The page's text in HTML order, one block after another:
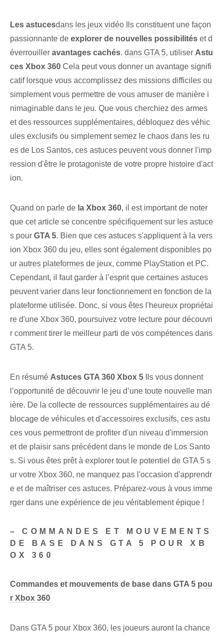
Les astucesdans les jeux vidéo Ils constituent une façon
passionnante de explorer de nouvelles possibilités et d
éverrouiller avantages cachés. dans GTA 5, utiliser Astu
ces Xbox⁢ 360 Cela peut vous donner un avantage signifi
catif lorsque vous accomplissez des missions difficiles ou
simplement vous permettre de vous amuser de manière i
nimaginable dans le jeu. Que vous cherchiez des armes
et des ressources supplémentaires, débloquez des véhic
ules exclusifs ou simplement semez le chaos dans les ru
es de Los Santos, ces astuces peuvent vous donner l'imp
ression d'être le protagoniste de votre propre histoire d'act
ion.
Quand on parle de la Xbox 360,‍ il est important de noter
que cet article se concentre spécifiquement sur les astuce
s pour GTA 5.⁣ Bien que ces astuces⁤ s'appliquent à la vers
ion Xbox 360 du jeu, elles sont également disponibles⁣ po
ur autres plateformes de jeux, comme PlayStation et ⁤PC.
Cependant, il faut garder à l’esprit que certaines astuces
peuvent varier dans leur fonctionnement en fonction de la
plateforme utilisée. Donc, si vous êtes l'heureux propriétai
re d'une Xbox 360, poursuivez votre lecture pour découvri
r comment tirer le meilleur parti de vos compétences dans
GTA 5.
En résumé Astuces GTA 360 Xbox 5 Ils vous donnent
l’opportunité de découvrir le jeu d’une toute nouvelle man
ière. De la collecte de ressources supplémentaires au dé
blocage de véhicules et d'accessoires exclusifs, ces astu
ces vous permettront de profiter d'un niveau d'immersion
et de plaisir sans précédent dans le monde de Los Santo
s. ⁢Si vous êtes prêt à explorer ⁤tout le potentiel de GTA 5 s
ur⁤ votre⁢ Xbox 360, ne manquez pas l'occasion d'apprendr
e et de maîtriser ⁤ces astuces. Préparez-vous à vous imme
rger dans une expérience de jeu véritablement épique !
– COMMANDES ET MOUVEMENTS
DE BASE DANS GTA 5 POUR XB
OX 360
Commandes et mouvements de base dans GTA 5 pou
r Xbox 360
Dans GTA 5 pour Xbox 360, les joueurs auront la chance